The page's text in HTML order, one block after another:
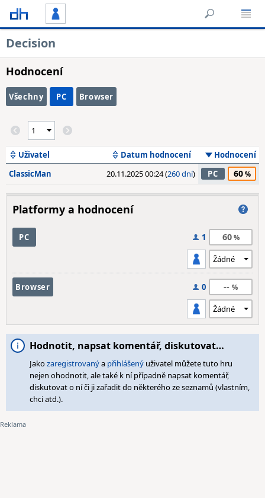
Decision
Hodnocení
Všechny PC Browser
Uživatel Datum hodnocení
Hodnocení
ClassicMan
20.11.2025 00:24 (260 dní) PC 60
Platformy a hodnocení
PC 1 60
Browser 0 --
Hodnotit, napsat komentář, diskutovat…
Jakozaregistrovanýa přihlášený uživatel můžete tuto hru
nejen ohodnotit, ale také k ní případně napsat komentář,
diskutovat o ní či ji zařadit do některého ze seznamů (vlastním,
chci atd.).